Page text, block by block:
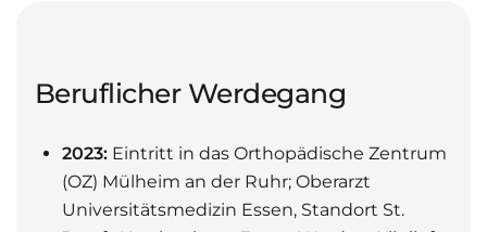
Beruflicher Werdegang
2023: Eintritt in das Orthopädische Zentrum
(OZ) Mülheim an der Ruhr; Oberarzt
Universitätsmedizin Essen, Standort St.